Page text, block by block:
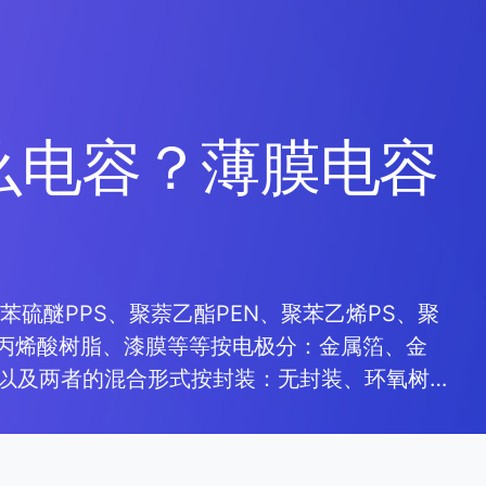
容？薄膜电容
硫醚PPS、聚萘乙酯PEN、聚苯乙烯PS、聚
烯酸树脂、漆膜等等按电极分：金属箔、金
及两者的混合形式按封装：无封装、环氧树